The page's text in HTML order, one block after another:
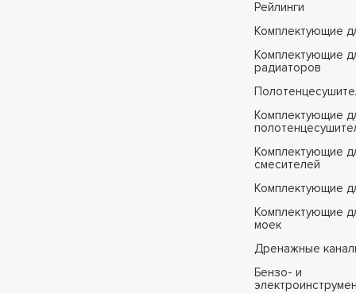
Рейлинги
Комплектующие
Комплектующие
радиаторов
Комплектующие
Комплектующие
смесителей
Комплектующие
Комплектующие
моек
Дренажные
Бензо- и